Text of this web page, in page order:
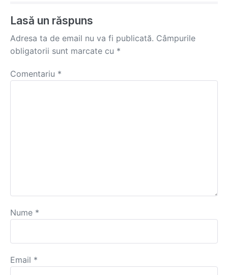
Lasă un răspuns
Adresa ta de email nu va fi publicată. Câmpurile
obligatorii sunt marcate cu *
Comentariu *
Nume *
Email *